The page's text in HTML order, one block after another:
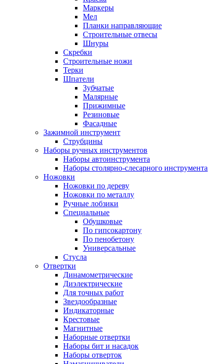
Маркеры
Мел
Планки направляющие
Строительные отвесы
Шнуры
Скребки
Строительные ножи
Терки
Шпатели
Зубчатые
Малярные
Прижимные
Резиновые
Фасадные
Зажимной инструмент
Струбцины
Наборы ручных инструментов
Наборы автоинструмента
Наборы столярно-слесарного инструмента
Ножовки
Ножовки по дереву
Ножовки по металлу
Ручные лобзики
Специальные
Обушковые
По гипсокартону
По пенобетону
Универсальные
Стусла
Отвертки
Динамометрические
Диэлектрические
Для точных работ
Звездообразные
Индикаторные
Крестовые
Магнитные
Наборные отвертки
Наборы бит и насадок
Наборы отверток